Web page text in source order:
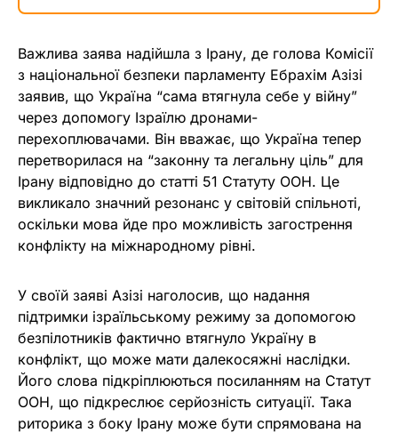
Важлива заява надійшла з Ірану, де голова Комісії
з національної безпеки парламенту Ебрахім Азізі
заявив, що Україна “сама втягнула себе у війну”
через допомогу Ізраїлю дронами-
перехоплювачами. Він вважає, що Україна тепер
перетворилася на “законну та легальну ціль” для
Ірану відповідно до статті 51 Статуту ООН. Це
викликало значний резонанс у світовій спільноті,
оскільки мова йде про можливість загострення
конфлікту на міжнародному рівні.
У своїй заяві Азізі наголосив, що надання
підтримки ізраїльському режиму за допомогою
безпілотників фактично втягнуло Україну в
конфлікт, що може мати далекосяжні наслідки.
Його слова підкріплюються посиланням на Статут
ООН, що підкреслює серйозність ситуації. Така
риторика з боку Ірану може бути спрямована на